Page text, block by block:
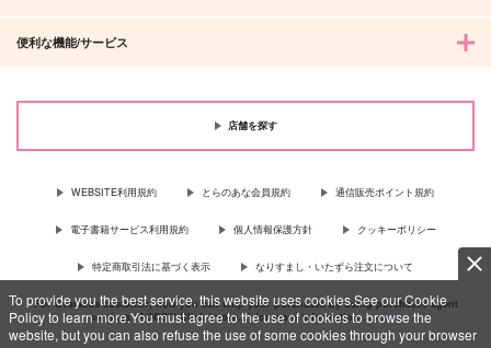
To provide you the best service, this website uses cookies.See our Cookie
Policy to learn more.You must agree to the use of cookies to browse the
website, but you can also refuse the use of some cookies through your browser
便利な機能/サービス
店舗を探す
WEBSITE利用規約 とらのあな会員規約 通信販売ポイント規約
電子書籍サービス利用規約 個人情報保護方針 クッキーポリシー
特定商取引法に基づく表示 なりすまし・いたずら注文について
For Overseas customer, now you can ship your purchases by using purchases agent
services “AOCS”! Click {more…} for more information …more